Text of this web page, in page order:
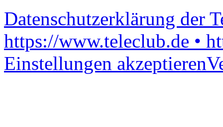
Datenschutzerklärung der
https://www.teleclub.de •
Einstellungen akzeptieren